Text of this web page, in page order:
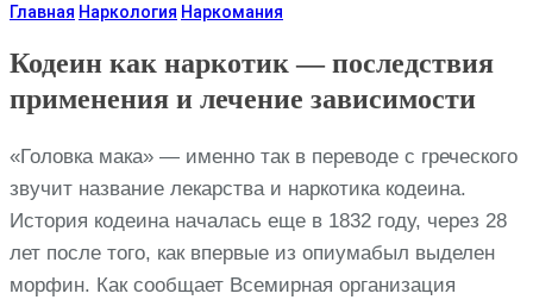
Главная Наркология Наркомания
Кодеин как наркотик — последствия
применения и лечение зависимости
«Головка мака» — именно так в переводе с греческого
звучит название лекарства и наркотика кодеина.
История кодеина началась еще в 1832 году, через 28
лет после того, как впервые из опиумабыл выделен
морфин. Как сообщает Всемирная организация